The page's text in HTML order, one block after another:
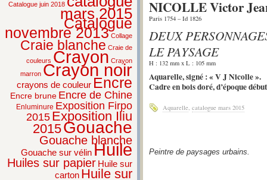
Catalogue juin 2018
mars 2015
Catalogue
novembre 2013 Collage
Craie blanche Craie de
couleurs Crayon Crayon
marron Crayon noir
crayons de couleur Encre
Encre brune Encre de Chine
Enluminure Exposition Firpo
2015 Exposition Iliu
2015Gouache
Gouache blanche
Gouache sur vélinHuile
Huiles sur papier Huile sur
carton Huile sur
NICOLLE Victor
Paris 1754 – Id 1826
DEUX
LE PAYSAGE
H : 132 mm x L : 105 mm
Aquarelle, signé : « V J Nicolle ».
Cadre en bois doré, d’époque
Aquarelle catalogue mars 2015
Peintre de paysages urbains.